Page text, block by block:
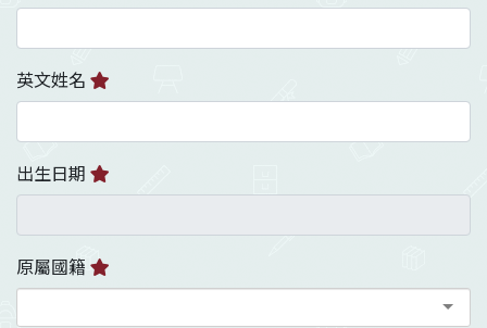
英文姓名
出生日期
原屬國籍